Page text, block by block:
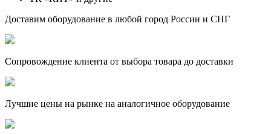
Доставим оборудование в любой город России и СНГ
Сопровождение клиента от выбора товара до доставки
Лучшие цены на рынке на аналогичное оборудование